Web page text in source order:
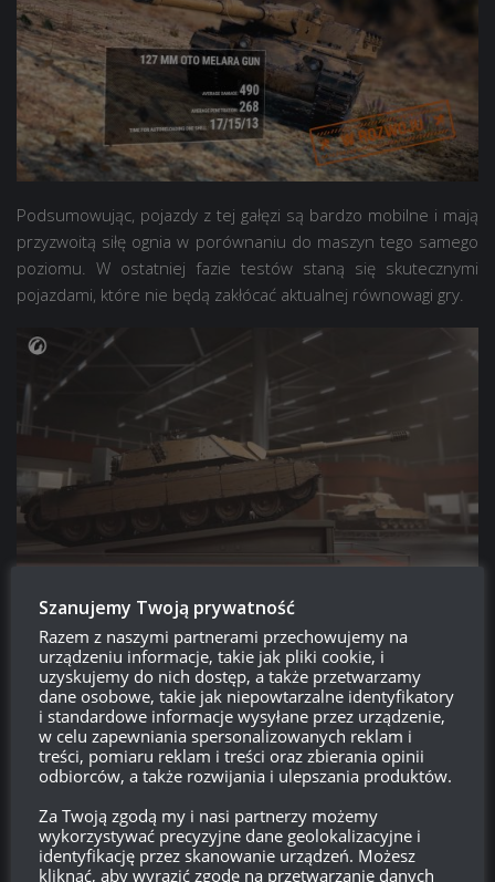
Podsumowując, pojazdy z tej gałęzi są bardzo mobilne i mają
przyzwoitą siłę ognia w porównaniu do maszyn tego samego
poziomu. W ostatniej fazie testów staną się skutecznymi
pojazdami, które nie będą zakłócać aktualnej równowagi gry.
Razem z pojazdami z włoskiego drzewka w grze pojawi się też
Progetto C45 mod 71, czyli czołg premium VIII poziomu
Trafi do supertestu jako pierwszy, więc troche Wam o nim
opowiemy.
Szanujemy Twoją prywatność
Razem z naszymi partnerami przechowujemy na
urządzeniu informacje, takie jak pliki cookie, i
uzyskujemy do nich dostęp, a także przetwarzamy
dane osobowe, takie jak niepowtarzalne identyfikatory
i standardowe informacje wysyłane przez urządzenie,
w celu zapewniania spersonalizowanych reklam i
treści, pomiaru reklam i treści oraz zbierania opinii
odbiorców, a także rozwijania i ulepszania produktów.
Za Twoją zgodą my i nasi partnerzy możemy
wykorzystywać precyzyjne dane geolokalizacyjne i
identyfikację przez skanowanie urządzeń. Możesz
kliknąć, aby wyrazić zgodę na przetwarzanie danych